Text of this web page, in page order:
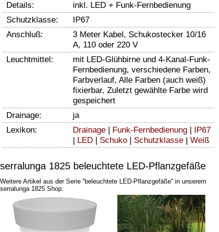
Details:
inkl. LED + Funk-Fernbedienung
Schutzklasse:
IP67
Anschluß:
3 Meter Kabel, Schukostecker 10/16
A, 110 oder 220 V
Leuchtmittel:
mit LED-Glühbirne und 4-Kanal-Funk-
Fernbedienung, verschiedene Farben,
Farbverlauf, Alle Farben (auch weiß)
fixierbar, Zuletzt gewählte Farbe wird
gespeichert
Drainage:
ja
Lexikon:
Drainage Funk-Fernbedienung
IP67
LED Schuko Schutzklasse Weiß
serralunga 1825 beleuchtete LED-Pflanzgefäße
Weitere Artikel aus der Serie ''beleuchtete LED-Pflanzgefäße'' in unserem
serralunga 1825 Shop: